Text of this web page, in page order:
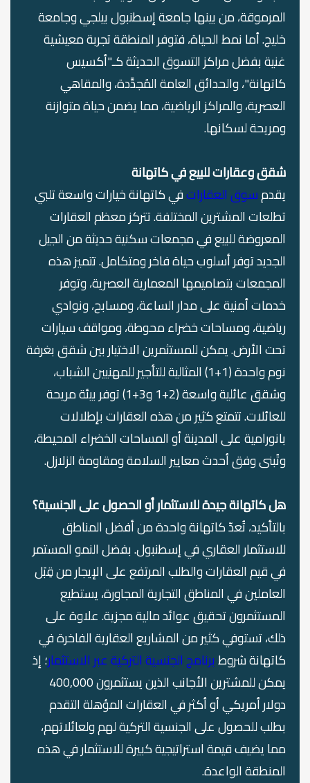
المرموقة، من بينها جامعة إسطنبول بيلجي وجامعة
خليج. أما نمط الحياة، فتوفر المنطقة تجربة معيشية
غنية بفضل مراكز التسوق الحديثة كـ"أكسيس
كاتهانة"، والحدائق العامة المُجدَّدة، والمقاهي
العصرية، والمراكز الرياضية، مما يضمن حياة متوازنة
ومريحة لسكانها.
شقق وعقارات للبيع في كاتهانة
يقدمسوق العقاراتفي كاتهانة خيارات واسعة تلبي
تطلعات المشترين المختلفة. تتركز معظم العقارات
المعروضة للبيع في مجمعات سكنية حديثة من الجيل
الجديد توفر أسلوب حياة فاخر ومتكامل. تتميز هذه
المجمعات بتصاميمها المعمارية العصرية، وتوفر
خدمات أمنية على مدار الساعة، ومسابح، ونوادي
رياضية، ومساحات خضراء محوطة، ومواقف سيارات
تحت الأرض. يمكن للمستثمرين الاختيار بين شقق بغرفة
نوم واحدة (1+1) المثالية للتأجير للمهنيين الشباب،
وشقق عائلية واسعة (2+1 و3+1) توفر بيئة مريحة
للعائلات. تتمتع كثير من هذه العقارات بإطلالات
بانورامية على المدينة أو المساحات الخضراء المحيطة،
وتُبنى وفق أحدث معايير السلامة ومقاومة الزلازل.
هل كاتهانة جيدة للاستثمار أو الحصول على الجنسية؟
بالتأكيد، تُعدّ كاتهانة واحدة من أفضل المناطق
للاستثمار العقاري في إسطنبول. بفضل النمو المستمر
في قيم العقارات والطلب المرتفع على الإيجار من قِبَل
العاملين في المناطق التجارية المجاورة، يستطيع
المستثمرون تحقيق عوائد مالية مجزية. علاوة على
ذلك، تستوفي كثير من المشاريع العقارية الفاخرة في
كاتهانة شروطبرنامج الجنسية التركية عبر الاستثمار؛ إذ
يمكن للمشترين الأجانب الذين يستثمرون 400,000
دولار أمريكي أو أكثر في العقارات المؤهلة التقدم
بطلب للحصول على الجنسية التركية لهم ولعائلاتهم،
مما يضيف قيمة استراتيجية كبيرة للاستثمار في هذه
المنطقة الواعدة.